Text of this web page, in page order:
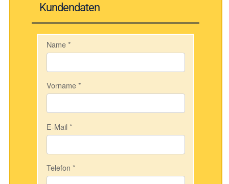
Kundendaten
Name*
Vorname*
E-Mail*
Telefon *